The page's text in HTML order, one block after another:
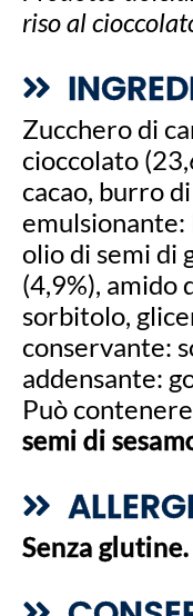
riso al
Zucchero di
cioccolato
cacao, burro
olio di semi di
(4,9%), amido
sorbitolo,
conservante:
addensante:
Può
semi di
Senza glutine.